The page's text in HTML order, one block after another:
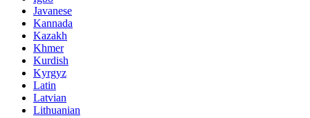
Javanese
Kannada
Kazakh
Khmer
Kurdish
Kyrgyz
Latin
Latvian
Lithuanian